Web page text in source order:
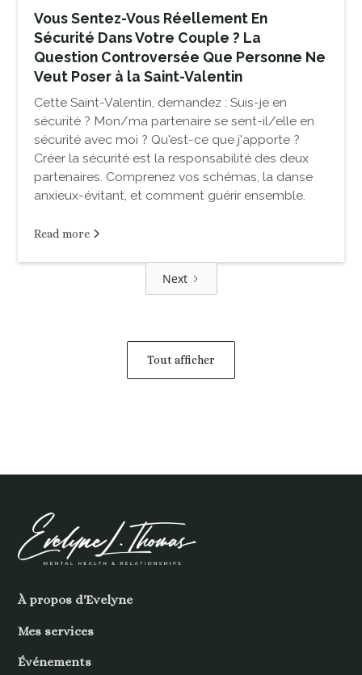
Vous Sentez-Vous Réellement En
Sécurité Dans Votre Couple ? La
Question Controversée Que Personne Ne
Veut Poser à la Saint-Valentin
Cette Saint-Valentin, demandez : Suis-je en
sécurité ? Mon/ma partenaire se sent-il/elle en
sécurité avec moi ? Qu'est-ce que j'apporte ?
Créer la sécurité est la responsabilité des deux
partenaires. Comprenez vos schémas, la danse
anxieux-évitant, et comment guérir ensemble.
Read more
Next
Tout afficher
À propos d'Evelyne
Mes services
Événements